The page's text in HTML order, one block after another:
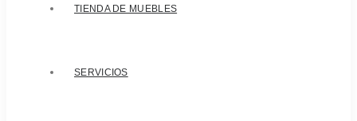
TIENDA DE MUEBLES
SERVICIOS